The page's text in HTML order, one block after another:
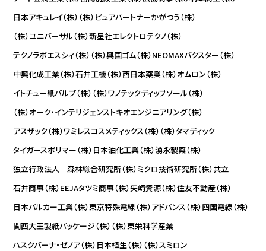
日本アキュレイ（株） （株）ピュアパートナーかがつう（株）
（株）ユニバーサル（株）新星社エレクトロテクノ（株）
テクノラボエスシィ（株） （株）興国ゴム（株）NEOMAXバクスター（株）
中興化成工業（株）石井工機（株）西日本薬業（株）オムロン（株）
イトチュー紙パルプ（株） （株）ワノテックディップソール（株）
（株）オーク・インテリジェンストキオエンジニアリング（株）
アスザック（株）ワミレスコスメティックス（株） （株）タマディック
タイガースポリマー（株） 日本油化工業（株）湧永製薬（株）
独立行政法人 森林総合研究所（株）ミクロ技術研究所（株）共立
石井商事（株）EEJAタツミ商事（株）矢崎資源（株）住友不動産（株）
日本バルカー工業（株）東京特殊電線（株）アドバンス（株）四国電線（株）
関西大王製紙パッケージ（株） （株）東栄科学産業
ハスクバーナ・ゼノア（株） 日本植生（株） （株）スミロン